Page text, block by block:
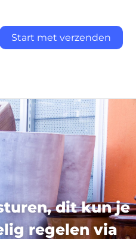
Start met verzenden
dit kun je
regelen via